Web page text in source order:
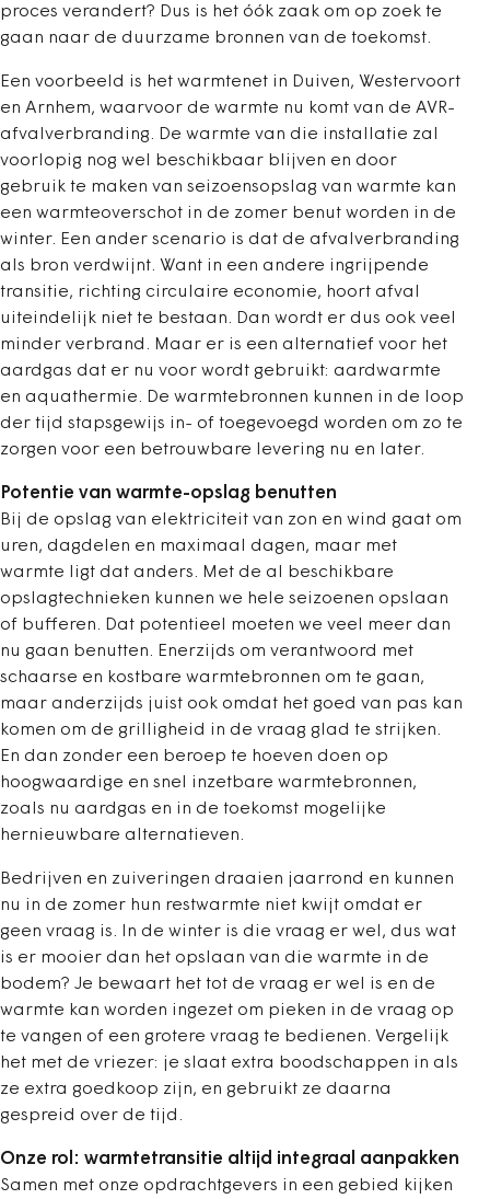
proces verandert? Dus is het óók zaak om op zoek te
gaan naar de duurzame bronnen van de toekomst.
Een voorbeeld is het warmtenet in Duiven, Westervoort
en Arnhem, waarvoor de warmte nu komt van de AVR-
afvalverbranding. De warmte van die installatie zal
voorlopig nog wel beschikbaar blijven en door
gebruik te maken van seizoensopslag van warmte kan
een warmteoverschot in de zomer benut worden in de
winter. Een ander scenario is dat de afvalverbranding
als bron verdwijnt. Want in een andere ingrijpende
transitie, richting circulaire economie, hoort afval
uiteindelijk niet te bestaan. Dan wordt er dus ook veel
minder verbrand. Maar er is een alternatief voor het
aardgas dat er nu voor wordt gebruikt: aardwarmte
en aquathermie. De warmtebronnen kunnen in de loop
der tijd stapsgewijs in- of toegevoegd worden om zo te
zorgen voor een betrouwbare levering nu en later.
Potentie van warmte-opslag benutten
Bij de opslag van elektriciteit van zon en wind gaat om
uren, dagdelen en maximaal dagen, maar met
warmte ligt dat anders. Met de al beschikbare
opslagtechnieken kunnen we hele seizoenen opslaan
of bufferen. Dat potentieel moeten we veel meer dan
nu gaan benutten. Enerzijds om verantwoord met
schaarse en kostbare warmtebronnen om te gaan,
maar anderzijds juist ook omdat het goed van pas kan
komen om de grilligheid in de vraag glad te strijken.
En dan zonder een beroep te hoeven doen op
hoogwaardige en snel inzetbare warmtebronnen,
zoals nu aardgas en in de toekomst mogelijke
hernieuwbare alternatieven.
Bedrijven en zuiveringen draaien jaarrond en kunnen
nu in de zomer hun restwarmte niet kwijt omdat er
geen vraag is. In de winter is die vraag er wel, dus wat
is er mooier dan het opslaan van die warmte in de
bodem? Je bewaart het tot de vraag er wel is en de
warmte kan worden ingezet om pieken in de vraag op
te vangen of een grotere vraag te bedienen. Vergelijk
het met de vriezer: je slaat extra boodschappen in als
ze extra goedkoop zijn, en gebruikt ze daarna
gespreid over de tijd.
Onze rol: warmtetransitie altijd integraal aanpakken
Samen met onze opdrachtgevers in een gebied kijken